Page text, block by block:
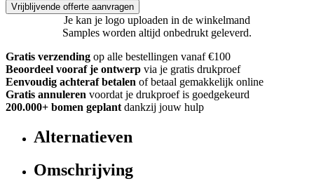
Vrijblijvende offerte aanvragen
Je kan je logo uploaden in de winkelmand
Samples worden altijd onbedrukt geleverd.
Gratis verzending op alle bestellingen vanaf €100
Beoordeel vooraf je ontwerp via je gratis drukproef
Eenvoudig achteraf betalen of betaal gemakkelijk online
Gratis annuleren voordat je drukproef is goedgekeurd
200.000+ bomen geplant dankzij jouw hulp
Alternatieven
Omschrijving